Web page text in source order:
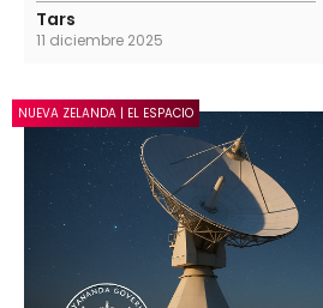
Tars
11 diciembre 2025
NUEVA ZELANDA | EL ESPACIO